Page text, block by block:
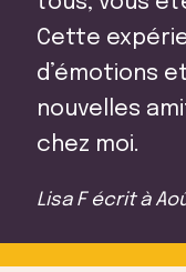
Cette
d’émotions
nouvelles
chez moi.
Lisa Fécrit à